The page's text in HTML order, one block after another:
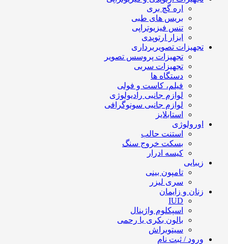
اره گچ بری
بریس های طبی
تنس فیزیوتراپی
ابزار ارتوپدی
تجهیزات تصویربرداری
تجهیزات پروسس تصویر
تجهیزات سربی
دستگاه ها
فیلم، کاست و فولی
لوازم جانبی رادیولوژی
لوازم جانبی سونوگرافی
استابلایز
اورولوژی
استنت حالب
بسکت خروج سنگ
کیسه ادرار
زیبایی
تامپون بینی
سری لیزر
زنان و زایمان
IUD
اسپکلوم واژینال
بالون بکری یا رحمی
سیتوبراش
ورود / ثبت نام